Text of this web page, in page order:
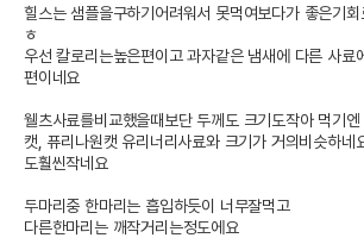
힐스는 샘플을구하기어려워서 못먹여보다가 좋은기
ㅎ
우선 칼로리는높은편이고 과자같은 냄새에 다른 사료
편이네요
웰츠사료를비교했을때보단 두께도 크기도작아 먹기
캣, 퓨리나원캣 유리너리사료와 크기가 거의비슷하네
도훨씬작네요
두마리중 한마리는 흡입하듯이 너무잘먹고
다른한마리는 깨작거리는정도에요